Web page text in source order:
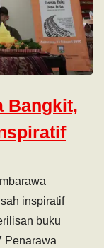
Bangkit,
inspiratif
buku
Penarawa